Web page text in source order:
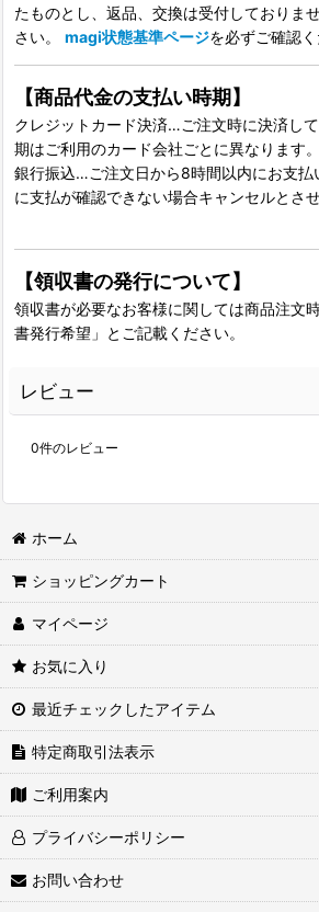
たものとし、返品、交換は受付しておりま
さい。 magi状態基準ページを必ずご確認
【商品代金の支払い時期】
クレジットカード決済…ご注文時に決済し
期はご利用のカード会社ごとに異なります。
銀行振込…ご注文日から8時間以内にお支払
に支払が確認できない場合キャンセルとさ
【領収書の発行について】
領収書が必要なお客様に関しては商品注文
書発行希望」とご記載ください。
レビュー
0件のレビュー
ホーム
ショッピングカート
マイページ
お気に入り
最近チェックしたアイテム
特定商取引法表示
ご利用案内
プライバシーポリシー
お問い合わせ